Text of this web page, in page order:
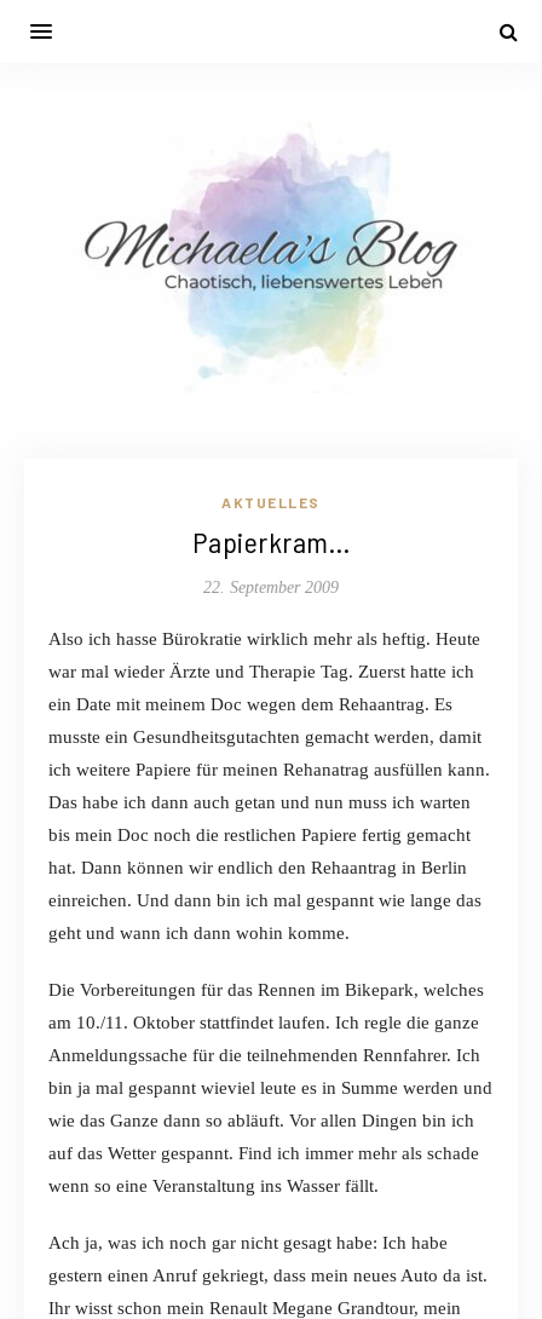
AKTUELLES
Papierkram…
22. September 2009
Also ich hasse Bürokratie wirklich mehr als heftig. Heute
war mal wieder Ärzte und Therapie Tag. Zuerst hatte ich
ein Date mit meinem Doc wegen dem Rehaantrag. Es
musste ein Gesundheitsgutachten gemacht werden, damit
ich weitere Papiere für meinen Rehanatrag ausfüllen kann.
Das habe ich dann auch getan und nun muss ich warten
bis mein Doc noch die restlichen Papiere fertig gemacht
hat. Dann können wir endlich den Rehaantrag in Berlin
einreichen. Und dann bin ich mal gespannt wie lange das
geht und wann ich dann wohin komme.
Die Vorbereitungen für das Rennen im Bikepark, welches
am 10./11. Oktober stattfindet laufen. Ich regle die ganze
Anmeldungssache für die teilnehmenden Rennfahrer. Ich
bin ja mal gespannt wieviel leute es in Summe werden und
wie das Ganze dann so abläuft. Vor allen Dingen bin ich
auf das Wetter gespannt. Find ich immer mehr als schade
wenn so eine Veranstaltung ins Wasser fällt.
Ach ja, was ich noch gar nicht gesagt habe: Ich habe
gestern einen Anruf gekriegt, dass mein neues Auto da ist.
Ihr wisst schon mein Renault Megane Grandtour, mein